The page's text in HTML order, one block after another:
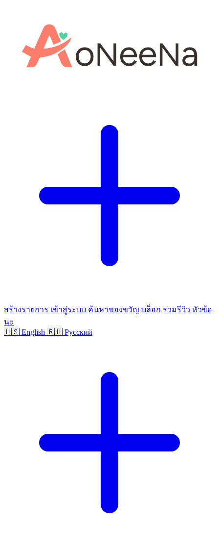
สร้างรายการ เข้าสู่ระบบ ค้นหาของขวัญ บล็อก รวมรีวิว หัวข้อ
นะ
🇺🇸 English 🇷🇺 Русский